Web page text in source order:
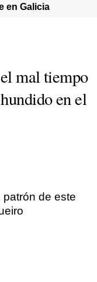
en Galicia
mal tiempo
en el
de este